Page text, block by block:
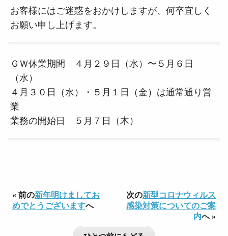
お客様にはご迷惑をおかけしますが、何卒宜しく
お願い申し上げます。
ＧＷ休業期間 ４月２９日（水）〜５月６日
（水）
４月３０日（水）・５月１日（金）は通常通り営
業
業務の開始日 ５月７日（木）
« 前の新年明けましてお
めでとうございますへ
次の新型コロナウィルス
感染対策についてのご案
内へ »